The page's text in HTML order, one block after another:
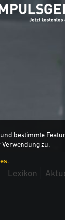
Lexikon
bestimmte
Verwendung zu.